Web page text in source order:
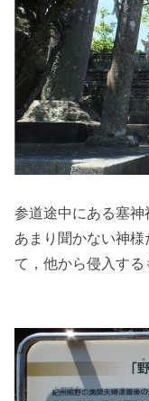
参道途中にある塞神
あまり聞かない神
て，他から侵入する